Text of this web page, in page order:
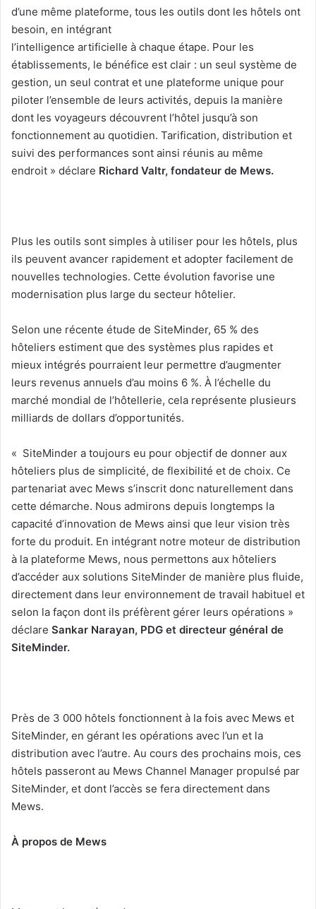
d’une même plateforme, tous les outils dont les hôtels ont
besoin, en intégrant
l’intelligence artificielle à chaque étape. Pour les
établissements, le bénéfice est clair : un seul système de
gestion, un seul contrat et une plateforme unique pour
piloter l’ensemble de leurs activités, depuis la manière
dont les voyageurs découvrent l’hôtel jusqu’à son
fonctionnement au quotidien. Tarification, distribution et
suivi des performances sont ainsi réunis au même
endroit » déclare Richard Valtr, fondateur de Mews.
Plus les outils sont simples à utiliser pour les hôtels, plus
ils peuvent avancer rapidement et adopter facilement de
nouvelles technologies. Cette évolution favorise une
modernisation plus large du secteur hôtelier.
Selon une récente étude de SiteMinder, 65 % des
hôteliers estiment que des systèmes plus rapides et
mieux intégrés pourraient leur permettre d’augmenter
leurs revenus annuels d’au moins 6 %. À l’échelle du
marché mondial de l’hôtellerie, cela représente plusieurs
milliards de dollars d’opportunités.
« SiteMinder a toujours eu pour objectif de donner aux
hôteliers plus de simplicité, de flexibilité et de choix. Ce
partenariat avec Mews s’inscrit donc naturellement dans
cette démarche. Nous admirons depuis longtemps la
capacité d’innovation de Mews ainsi que leur vision très
forte du produit. En intégrant notre moteur de distribution
à la plateforme Mews, nous permettons aux hôteliers
d’accéder aux solutions SiteMinder de manière plus fluide,
directement dans leur environnement de travail habituel et
selon la façon dont ils préfèrent gérer leurs opérations »
déclare Sankar Narayan, PDG et directeur général de
SiteMinder.
Près de 3 000 hôtels fonctionnent à la fois avec Mews et
SiteMinder, en gérant les opérations avec l’un et la
distribution avec l’autre. Au cours des prochains mois, ces
hôtels passeront au Mews Channel Manager propulsé par
SiteMinder, et dont l’accès se fera directement dans
Mews.
À propos de Mews